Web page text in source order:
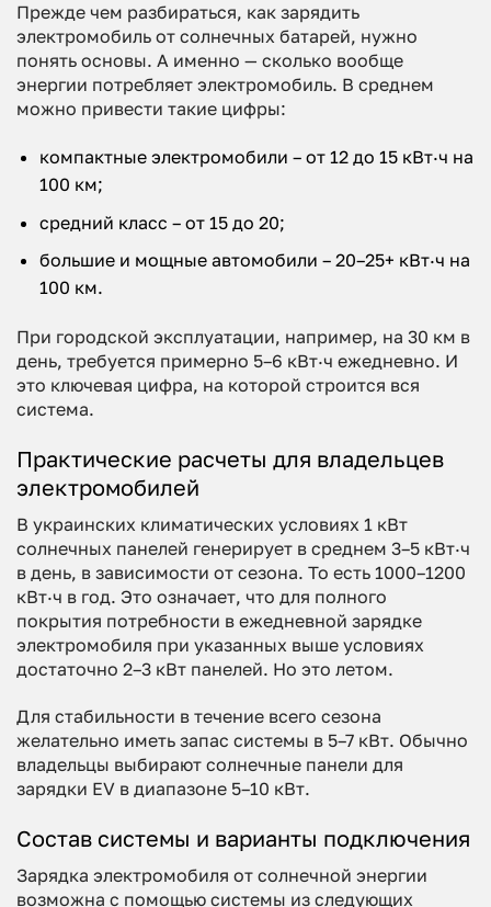
Прежде чем разбираться, как зарядить
электромобиль от солнечных батарей, нужно
понять основы. А именно — сколько вообще
энергии потребляет электромобиль. В среднем
можно привести такие цифры:
компактные электромобили – от 12 до 15 кВт·ч на
100 км;
средний класс – от 15 до 20;
большие и мощные автомобили – 20–25+ кВт·ч на
100 км.
При городской эксплуатации, например, на 30 км в
день, требуется примерно 5–6 кВт·ч ежедневно. И
это ключевая цифра, на которой строится вся
система.
Практические расчеты для владельцев
электромобилей
В украинских климатических условиях 1 кВт
солнечных панелей генерирует в среднем 3–5 кВт·ч
в день, в зависимости от сезона. То есть 1000–1200
кВт·ч в год. Это означает, что для полного
покрытия потребности в ежедневной зарядке
электромобиля при указанных выше условиях
достаточно 2–3 кВт панелей. Но это летом.
Для стабильности в течение всего сезона
желательно иметь запас системы в 5–7 кВт. Обычно
владельцы выбирают солнечные панели для
зарядки EV в диапазоне 5–10 кВт.
Состав системы и варианты подключения
Зарядка электромобиля от солнечной энергии
возможна с помощью системы из следующих